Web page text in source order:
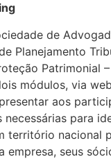
de
Planejamento
Patrimonial
módulos, via
aos
necessárias para
território nacional
empresa, seus